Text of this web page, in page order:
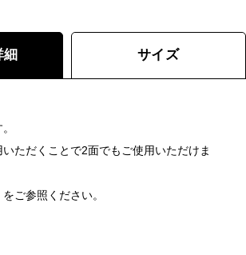
サイズ
ただくことで2面でもご使用いただけま
ご参照ください。